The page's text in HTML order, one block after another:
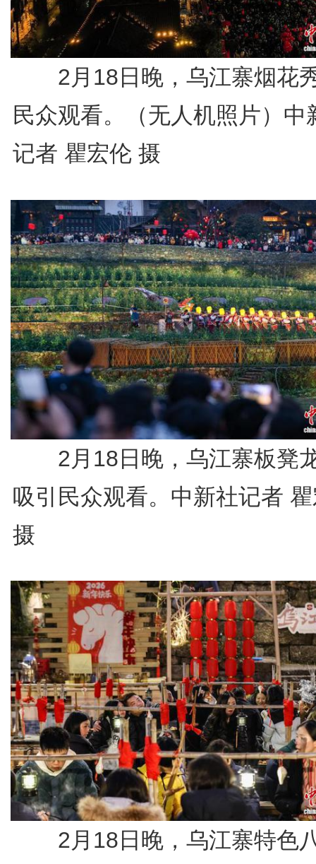
2月18日晚，乌江寨烟花
民众观看。（无人机照片）中
记者 瞿宏伦 摄
2月18日晚，乌江寨板凳
吸引民众观看。中新社记者
摄
2月18日晚，乌江寨特色